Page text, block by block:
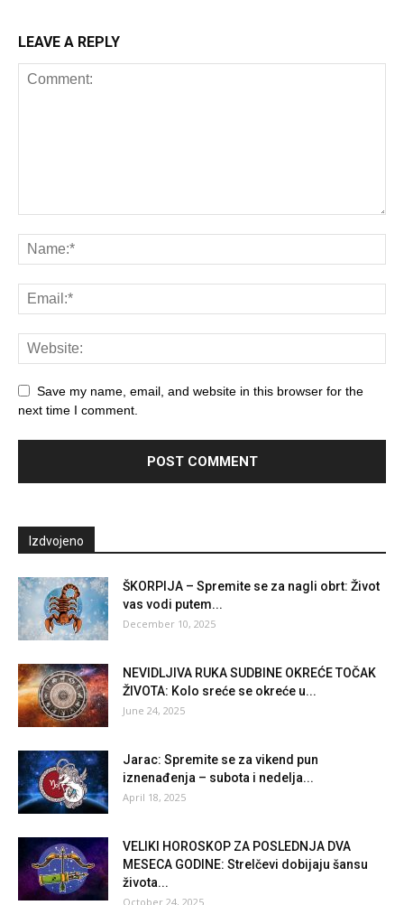
LEAVE A REPLY
Save my name, email, and website in this browser for the
next time I comment.
Izdvojeno
ŠKORPIJA – Spremite se za nagli obrt: Život
vas vodi putem...
December 10, 2025
NEVIDLJIVA RUKA SUDBINE OKREĆE TOČAK
ŽIVOTA: Kolo sreće se okreće u...
June 24, 2025
Jarac: Spremite se za vikend pun
iznenađenja – subota i nedelja...
April 18, 2025
VELIKI HOROSKOP ZA POSLEDNJA DVA
MESECA GODINE: Strelčevi dobijaju šansu
života...
October 24, 2025